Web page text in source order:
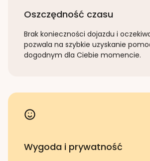
Oszczędność czasu
Brak konieczności dojazdu i
pozwala na szybkie uzyskanie
dogodnym dla Ciebie momencie.
Wygoda i prywatność